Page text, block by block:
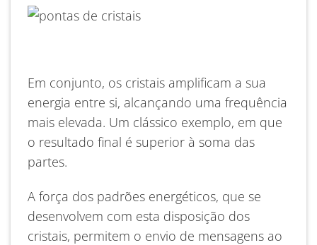
Em conjunto, os cristais amplificam a sua
energia entre si, alcançando uma frequência
mais elevada. Um clássico exemplo, em que
o resultado final é superior à soma das
partes.
A força dos padrões energéticos, que se
desenvolvem com esta disposição dos
cristais, permitem o envio de mensagens ao